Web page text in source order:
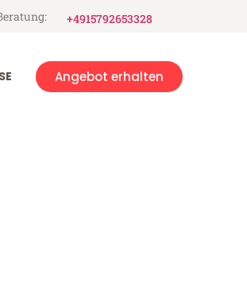
+4915792653328
Angebot erhalten